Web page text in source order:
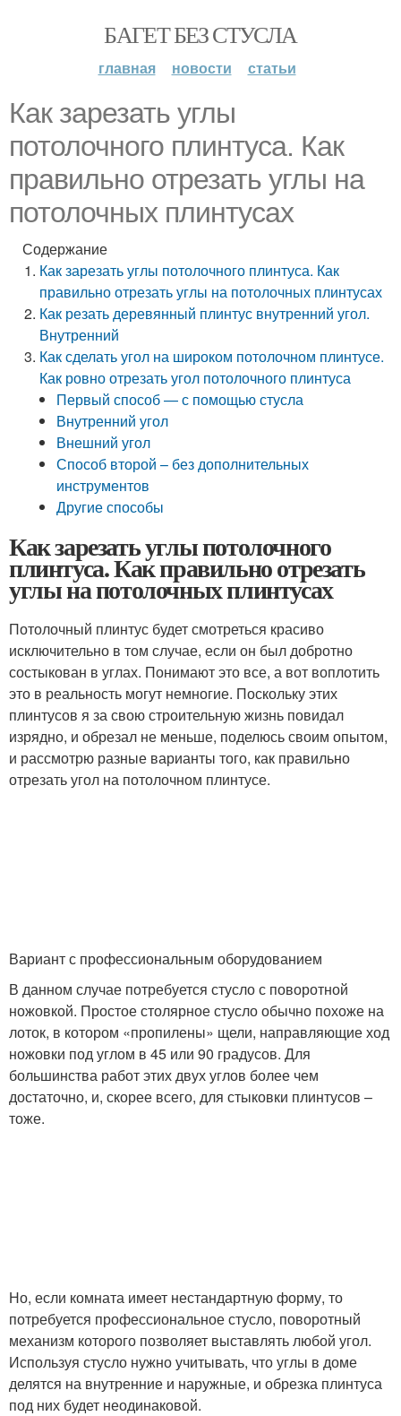
БАГЕТ БЕЗ СТУСЛА
главная новости статьи
Как зарезать углы
потолочного плинтуса. Как
правильно отрезать углы на
потолочных плинтусах
Содержание
Как зарезать углы потолочного плинтуса. Как
правильно отрезать углы на потолочных плинтусах
Как резать деревянный плинтус внутренний угол.
Внутренний
Как сделать угол на широком потолочном плинтусе.
Как ровно отрезать угол потолочного плинтуса
Первый способ — с помощью стусла
Внутренний угол
Внешний угол
Способ второй – без дополнительных
инструментов
Другие способы
Как зарезать углы потолочного
плинтуса. Как правильно отрезать
углы на потолочных плинтусах
Потолочный плинтус будет смотреться красиво
исключительно в том случае, если он был добротно
состыкован в углах. Понимают это все, а вот воплотить
это в реальность могут немногие. Поскольку этих
плинтусов я за свою строительную жизнь повидал
изрядно, и обрезал не меньше, поделюсь своим опытом,
и рассмотрю разные варианты того, как правильно
отрезать угол на потолочном плинтусе.
Вариант с профессиональным оборудованием
В данном случае потребуется стусло с поворотной
ножовкой. Простое столярное стусло обычно похоже на
лоток, в котором «пропилены» щели, направляющие ход
ножовки под углом в 45 или 90 градусов. Для
большинства работ этих двух углов более чем
достаточно, и, скорее всего, для стыковки плинтусов –
тоже.
Но, если комната имеет нестандартную форму, то
потребуется профессиональное стусло, поворотный
механизм которого позволяет выставлять любой угол.
Используя стусло нужно учитывать, что углы в доме
делятся на внутренние и наружные, и обрезка плинтуса
под них будет неодинаковой.